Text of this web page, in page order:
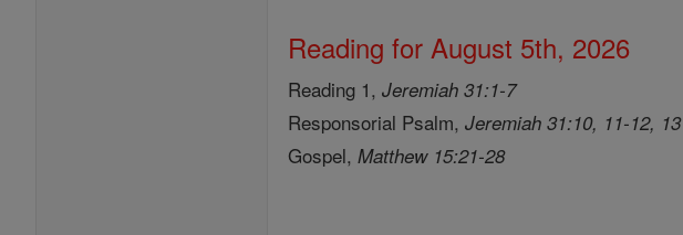
Reading for August 5th, 2026
Reading 1,Jeremiah 31:1-7
Responsorial Psalm,Jeremiah 31:10, 11-12, 13
Gospel,Matthew 15:21-28